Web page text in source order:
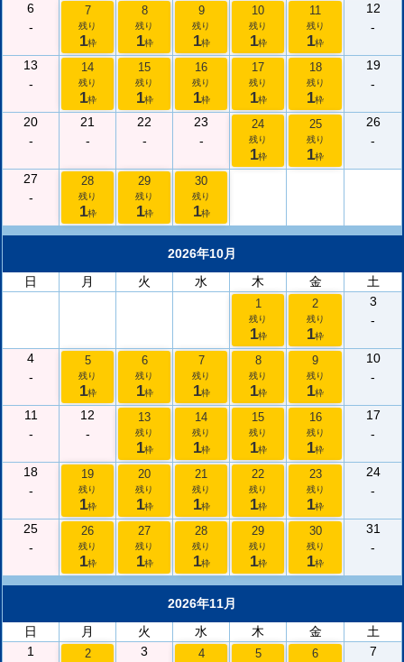
6
-
7
残り
1枠
8
残り
1枠
9
残り
1枠
10
残り
1枠
11
残り
1枠
12
-
13
-
14
残り
1枠
15
残り
1枠
16
残り
1枠
17
残り
1枠
18
残り
1枠
19
-
20
-
21
-
22
-
23
-
24
残り
1枠
25
残り
1枠
26
-
27
-
28
残り
1枠
29
残り
1枠
30
残り
1枠
2026年10月
日
月 火 水 木 金 土
1
残り
1枠
2
残り
1枠
3
-
4
-
5
残り
1枠
6
残り
1枠
7
残り
1枠
8
残り
1枠
9
残り
1枠
10
-
11
-
12
-
13
残り
1枠
14
残り
1枠
15
残り
1枠
16
残り
1枠
17
-
18
-
19
残り
1枠
20
残り
1枠
21
残り
1枠
22
残り
1枠
23
残り
1枠
24
-
25
-
26
残り
1枠
27
残り
1枠
28
残り
1枠
29
残り
1枠
30
残り
1枠
31
-
2026年11月
日
月 火 水 木 金
土
1
2
3
4 5 6
7